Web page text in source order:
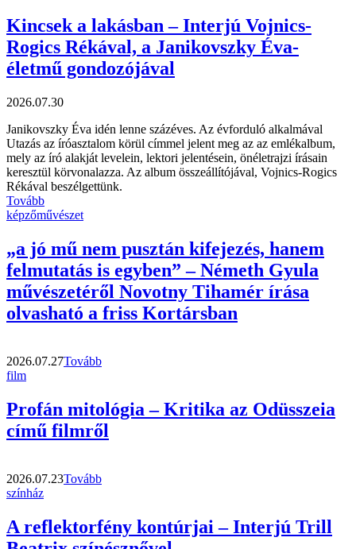
Kincsek a lakásban – Interjú Vojnics-
Rogics Rékával, a Janikovszky Éva-
életmű gondozójával
2026.07.30
Janikovszky Éva idén lenne százéves. Az évforduló alkalmával
Utazás az íróasztalom körül címmel jelent meg az az emlékalbum,
mely az író alakját levelein, lektori jelentésein, önéletrajzi írásain
keresztül körvonalazza. Az album összeállítójával, Vojnics-Rogics
Rékával beszélgettünk.
Tovább
képzőművészet
„a jó mű nem pusztán kifejezés, hanem
felmutatás is egyben” – Németh Gyula
művészetéről Novotny Tihamér írása
olvasható a friss Kortársban
2026.07.27Tovább
film
Profán mitológia – Kritika az Odüsszeia
című filmről
2026.07.23Tovább
színház
A reflektorfény kontúrjai – Interjú Trill